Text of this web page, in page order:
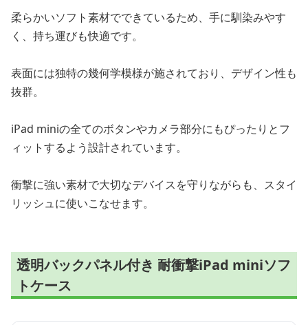
柔らかいソフト素材でできているため、手に馴染みやす
く、持ち運びも快適です。
表面には独特の幾何学模様が施されており、デザイン性も
抜群。
iPad miniの全てのボタンやカメラ部分にもぴったりとフ
ィットするよう設計されています。
衝撃に強い素材で大切なデバイスを守りながらも、スタイ
リッシュに使いこなせます。
透明バックパネル付き 耐衝撃iPad miniソフ
トケース